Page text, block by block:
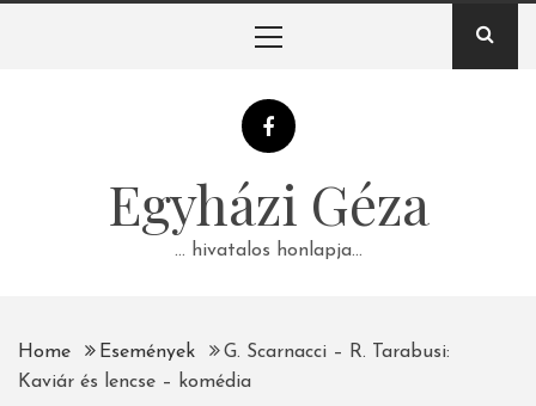
Egyházi Géza
… hivatalos honlapja…
Home Események
G. Scarnacci – R. Tarabusi:
Kaviár és lencse – komédia